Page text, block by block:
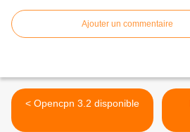
Ajouter un commentaire
< Opencpn 3.2 disponible